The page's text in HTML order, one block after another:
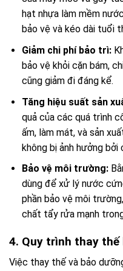
hạt nhựa làm mềm
bảo vệ và kéo dài tuổi
Giảm chi phí bảo trì:
bảo vệ khỏi cặn bám,
cũng giảm đi đáng kể.
Tăng hiệu suất sản
quả của các quá trình
ấm, làm mát, và sản
không bị ảnh hưởng bởi
Bảo vệ môi trường:
dùng để xử lý nước
phần bảo vệ môi
chất tẩy rửa mạnh
4. Quy trình thay
Việc thay thế và bảo